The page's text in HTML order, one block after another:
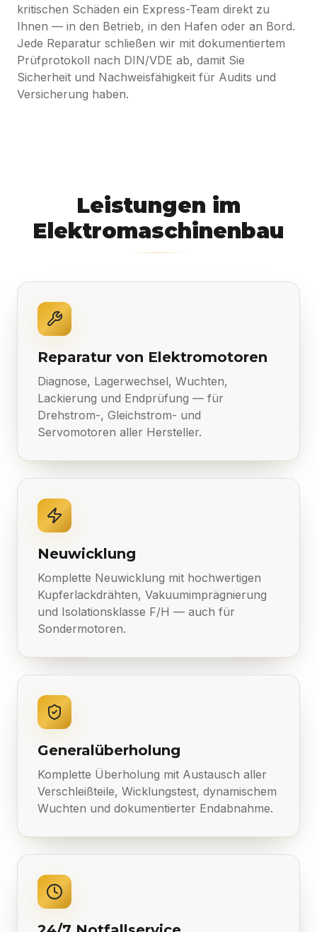
kritischen Schäden ein Express-Team direkt zu
Ihnen — in den Betrieb, in den Hafen oder an Bord.
Jede Reparatur schließen wir mit dokumentiertem
Prüfprotokoll nach DIN/VDE ab, damit Sie
Sicherheit und Nachweisfähigkeit für Audits und
Versicherung haben.
Leistungen im
Elektromaschinenbau
Reparatur von Elektromotoren
Diagnose, Lagerwechsel, Wuchten,
Lackierung und Endprüfung — für
Drehstrom-, Gleichstrom- und
Servomotoren aller Hersteller.
Neuwicklung
Komplette Neuwicklung mit hochwertigen
Kupferlackdrähten, Vakuumimprägnierung
und Isolationsklasse F/H — auch für
Sondermotoren.
Generalüberholung
Komplette Überholung mit Austausch aller
Verschleißteile, Wicklungstest, dynamischem
Wuchten und dokumentierter Endabnahme.